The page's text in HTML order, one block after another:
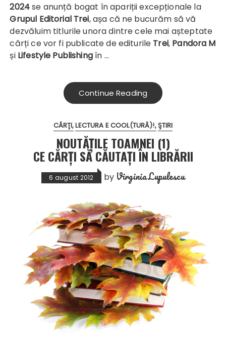
2024se anunță bogat în apariții excepționale la
Grupul Editorial Trei, așa că ne bucurăm să vă
dezvăluim titlurile unora dintre cele mai așteptate
cărți ce vor fi publicate de editurile Trei, Pandora M
și Lifestyle Publishingîn …
Continue Reading
CĂRŢI LECTURA E COOL(TURĂ)! ŞTIRI
NOUTĂȚILE TOAMNEI (1)
CE CĂRȚI SĂ CĂUTAȚI ÎN LIBRĂRII
6 august 2012 by Virginia Lupulescu